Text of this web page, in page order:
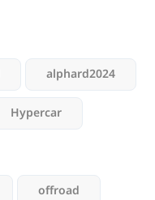
alphard2024
Hypercar
offroad